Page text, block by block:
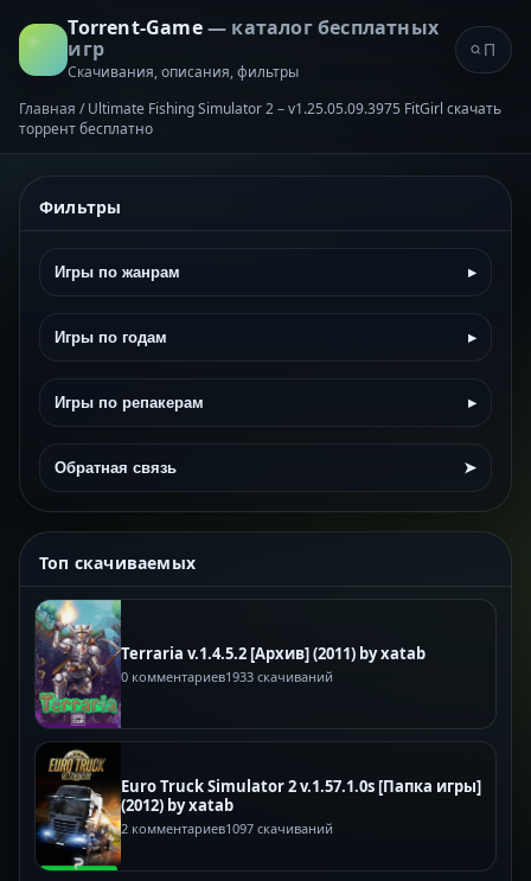
Torrent-Game— каталог бесплатных
игр
Скачивания, описания, фильтры
Главная / Ultimate Fishing Simulator 2 – v1.25.05.09.3975 FitGirl скачать
торрент бесплатно
Фильтры
Игры по жанрам ▸
Игры по годам ▸
Игры по репакерам ▸
Обратная связь ➤
Топ скачиваемых
Terraria v.1.4.5.2 [Архив] (2011) by xatab
0 комментариев1933 скачиваний
Euro Truck Simulator 2 v.1.57.1.0s [Папка игры]
(2012) by xatab
2 комментариев1097 скачиваний